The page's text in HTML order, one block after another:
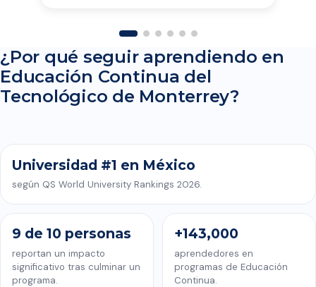
¿Por qué seguir aprendiendo en
Educación Continua del
Tecnológico de Monterrey?
CONOCE EDUCACIÓN CONTINUA DEL TECNOLÓGICO DE
MONTERREY
Universidad #1 en México
según QS World University Rankings 2026.
9 de 10 personas
reportan un impacto
significativo tras culminar un
programa.
+143,000
aprendedores en
programas de Educación
Continua.